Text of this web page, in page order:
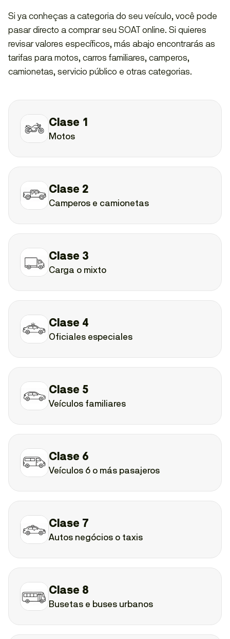
Si ya conheças a categoria do seu veículo, você pode
pasar directo a comprar seu SOAT online. Si quieres
revisar valores específicos, más abajo encontrarás as
tarifas para motos, carros familiares, camperos,
camionetas, servicio público e otras categorias.
Clase 1
Motos
Clase 2
Camperos e camionetas
Clase 3
Carga o mixto
Clase 4
Oficiales especiales
Clase 5
Veículos familiares
Clase 6
Veículos 6 o más pasajeros
Clase 7
Autos negócios o taxis
Clase 8
Busetas e buses urbanos